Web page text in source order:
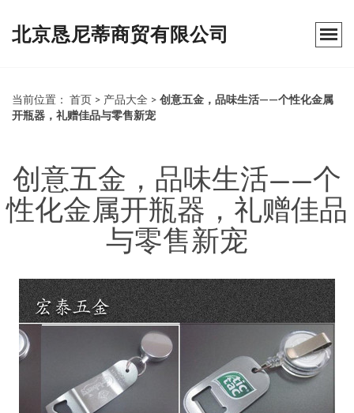
北京恳尼蒂商贸有限公司
当前位置： 首页 > 产品大全 > 创意五金，品味生活——个性化金属
开瓶器，礼赠佳品与零售新宠
创意五金，品味生活——个
性化金属开瓶器，礼赠佳品
与零售新宠